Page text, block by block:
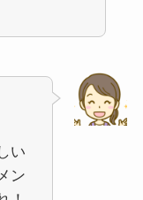
い
ン